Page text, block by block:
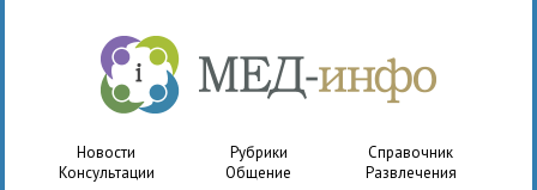
Новости Рубрики
Справочник
Консультации
Общение Развлечения